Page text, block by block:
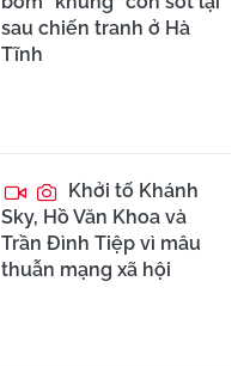
sau chiến tranh ở Hà
Tĩnh
Khởi tố Khánh
Sky, Hồ Văn Khoa và
Trần Đình Tiệp vì mâu
thuẫn mạng xã hội